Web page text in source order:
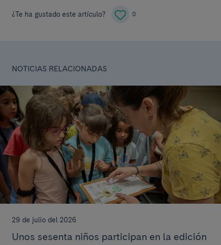
¿Te ha gustado este artículo? 0
NOTICIAS RELACIONADAS
29 de julio del 2026
Unos sesenta niños participan en la edición